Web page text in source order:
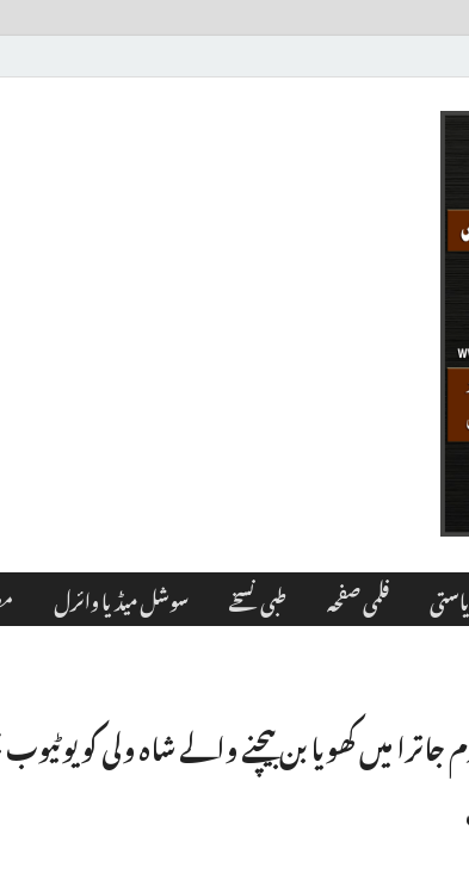
فلمی صفحہ طبی نسخے سوشل میڈیا وائرل
میں کھویا بن بیچنے والے شاہ ولی کو